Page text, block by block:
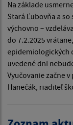
Na základe
Stará Ľubovňa a so
výchovno –
do 7.2.2025
epidemiologických
uvedené dni
Vyučovanie začne
Hanečák, riaditeľ